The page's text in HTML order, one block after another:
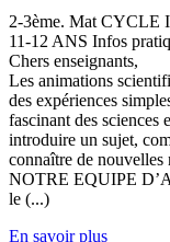
2-3ème. Mat
11-12 ANS Infos
Chers enseignants,
Les animations
des expériences
fascinant des
introduire un sujet,
connaître de
NOTRE EQUIPE
le (...)
En savoir plus